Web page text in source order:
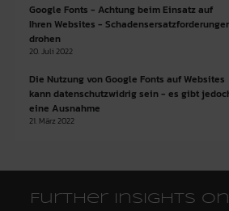
Google Fonts - Achtung beim Einsatz auf
Ihren Websites -
drohen
20. Juli 2022
Die Nutzung von Google Fonts auf Websites
kann datenschutzwidrig sein - es gibt
eine Ausnahme
21. März 2022
Further insights